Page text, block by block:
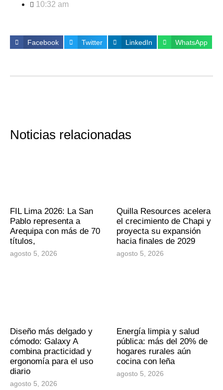
10:32 am
Facebook Twitter LinkedIn WhatsApp
Noticias relacionadas
FIL Lima 2026: La San
Pablo representa a
Arequipa con más de 70
títulos,
agosto 5, 2026
Quilla Resources acelera
el crecimiento de Chapi y
proyecta su expansión
hacia finales de 2029
agosto 5, 2026
Diseño más delgado y
cómodo: Galaxy A
combina practicidad y
ergonomía para el uso
diario
agosto 5, 2026
Energía limpia y salud
pública: más del 20% de
hogares rurales aún
cocina con leña
agosto 5, 2026